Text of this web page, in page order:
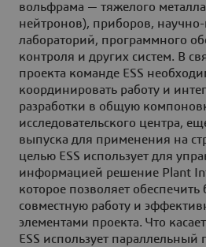
вольфрама — тяжелого
нейтронов), приборов, научно-
лабораторий, программного
контроля и других систем. В
проекта команде ESS
координировать работу и
разработки в общую
исследовательского центра,
выпуска для применения на
целью ESS использует для
информацией решение Plant
которое позволяет обеспечить
совместную работу и
элементами проекта. Что
ESS использует